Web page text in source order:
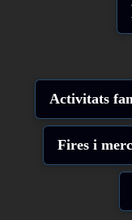
Activitats
Fires i